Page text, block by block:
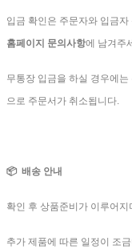
입금 확인은 주문자와 입금
홈페이지 문의사항에 남겨주
무통장 입금을 하실 경우에
으로 주문서가 취소됩니다.
📦 배송 안내
확인 후 상품준비가 이루어지
추가 제품에 따른 일정이 조